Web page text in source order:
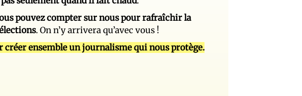
pouvez compter sur nous pour rafraîchir la
. On n’y arrivera qu’avec vous !
créer ensemble un journalisme qui nous protège.